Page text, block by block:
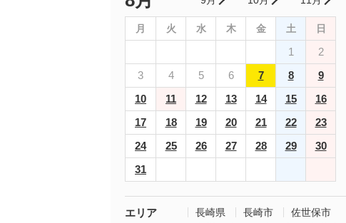
月 火 水 木 金 土 日
1
2
3
4 5 6 7 8
9
10
11 12 13 14 15
16
17
18 19 20 21 22
23
24
25 26 27 28 29
30
31
エリア 長崎県 長崎市
佐世保市